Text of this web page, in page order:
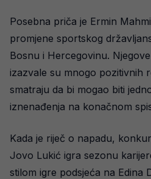
Posebna priča je Ermin
promjene sportskog
Bosnu i Hercegovinu.
izazvale su mnogo pozitivnih
smatraju da bi mogao biti
iznenađenja na konačnom
Kada je riječ o napadu,
Jovo Lukić igra sezonu
stilom igre podsjeća na Edina